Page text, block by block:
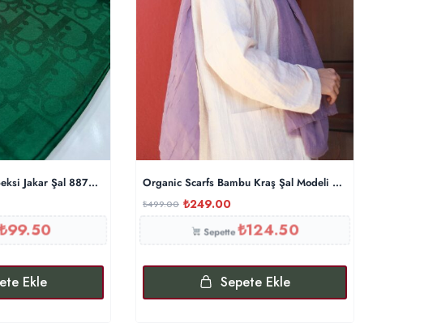
Jakar Şal 88731 – Zümrüt
99.50
Ekle
Organic Scarfs Bambu Kraş Şal Modeli – Eflatun
₺499.00 ₺249.00
Sepette₺124.50
Sepete Ekle